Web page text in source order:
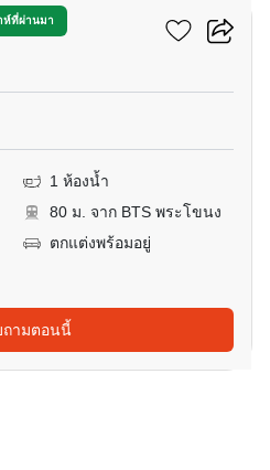
ห์ที่ผ่านมา
1 ห้องน้ำ
80 ม. จาก BTS พระโขนง
ตกแต่งพร้อมอยู่
ถามตอนนี้